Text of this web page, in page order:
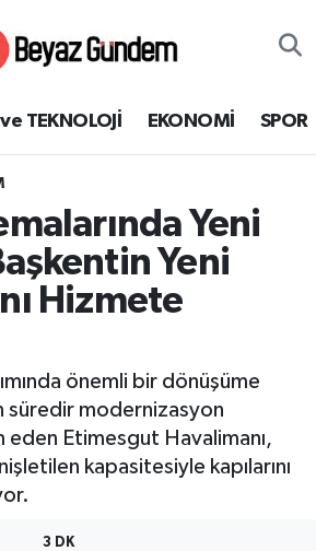
TEKNOLOJİ EKONOMİ SPOR
Yeni
Yeni
Hizmete
önemli bir dönüşüme
süredir modernizasyon
eden Etimesgut Havalimanı,
kapasitesiyle kapılarını
3 DK
Durumu ve Fikstür